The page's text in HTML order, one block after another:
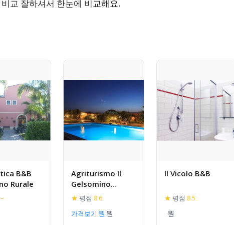
교 잘하셔서 한눈에 비교해요.
B&B
Rurale
–
Agriturismo Il
Gelsomino
Ritrovato
★ 평점 8.6
가격보기
Il Vicolo B&B
★ 평점 8.5